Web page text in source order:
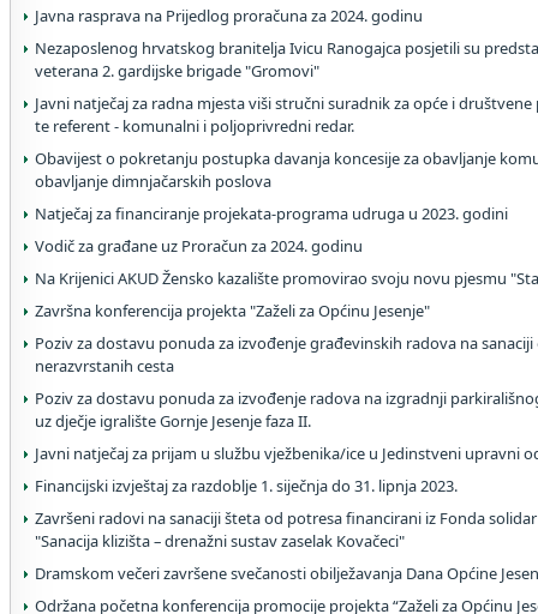
Javna rasprava na Prijedlog proračuna za 2024. godinu
Nezaposlenog hrvatskog branitelja Ivicu Ranogajca posjetili su
veterana 2. gardijske brigade "Gromovi"
Javni natječaj za radna mjesta viši stručni suradnik za opće i
te referent - komunalni i poljoprivredni redar.
Obavijest o pokretanju postupka davanja koncesije za obavljanje
obavljanje dimnjačarskih poslova
Natječaj za financiranje projekata-programa udruga u 2023. godini
Vodič za građane uz Proračun za 2024. godinu
Na Krijenici AKUD Žensko kazalište promovirao svoju novu pjesmu
Završna konferencija projekta "Zaželi za Općinu Jesenje"
Poziv za dostavu ponuda za izvođenje građevinskih radova na
nerazvrstanih cesta
Poziv za dostavu ponuda za izvođenje radova na izgradnji
uz dječje igralište Gornje Jesenje faza II.
Javni natječaj za prijam u službu vježbenika/ice u Jedinstveni upravni
Financijski izvještaj za razdoblje 1. siječnja do 31. lipnja 2023.
Završeni radovi na sanaciji šteta od potresa financirani iz Fonda
"Sanacija klizišta – drenažni sustav zaselak Kovačeci"
Dramskom večeri završene svečanosti obilježavanja Dana Općine
Održana početna konferencija promocije projekta “Zaželi za Općinu